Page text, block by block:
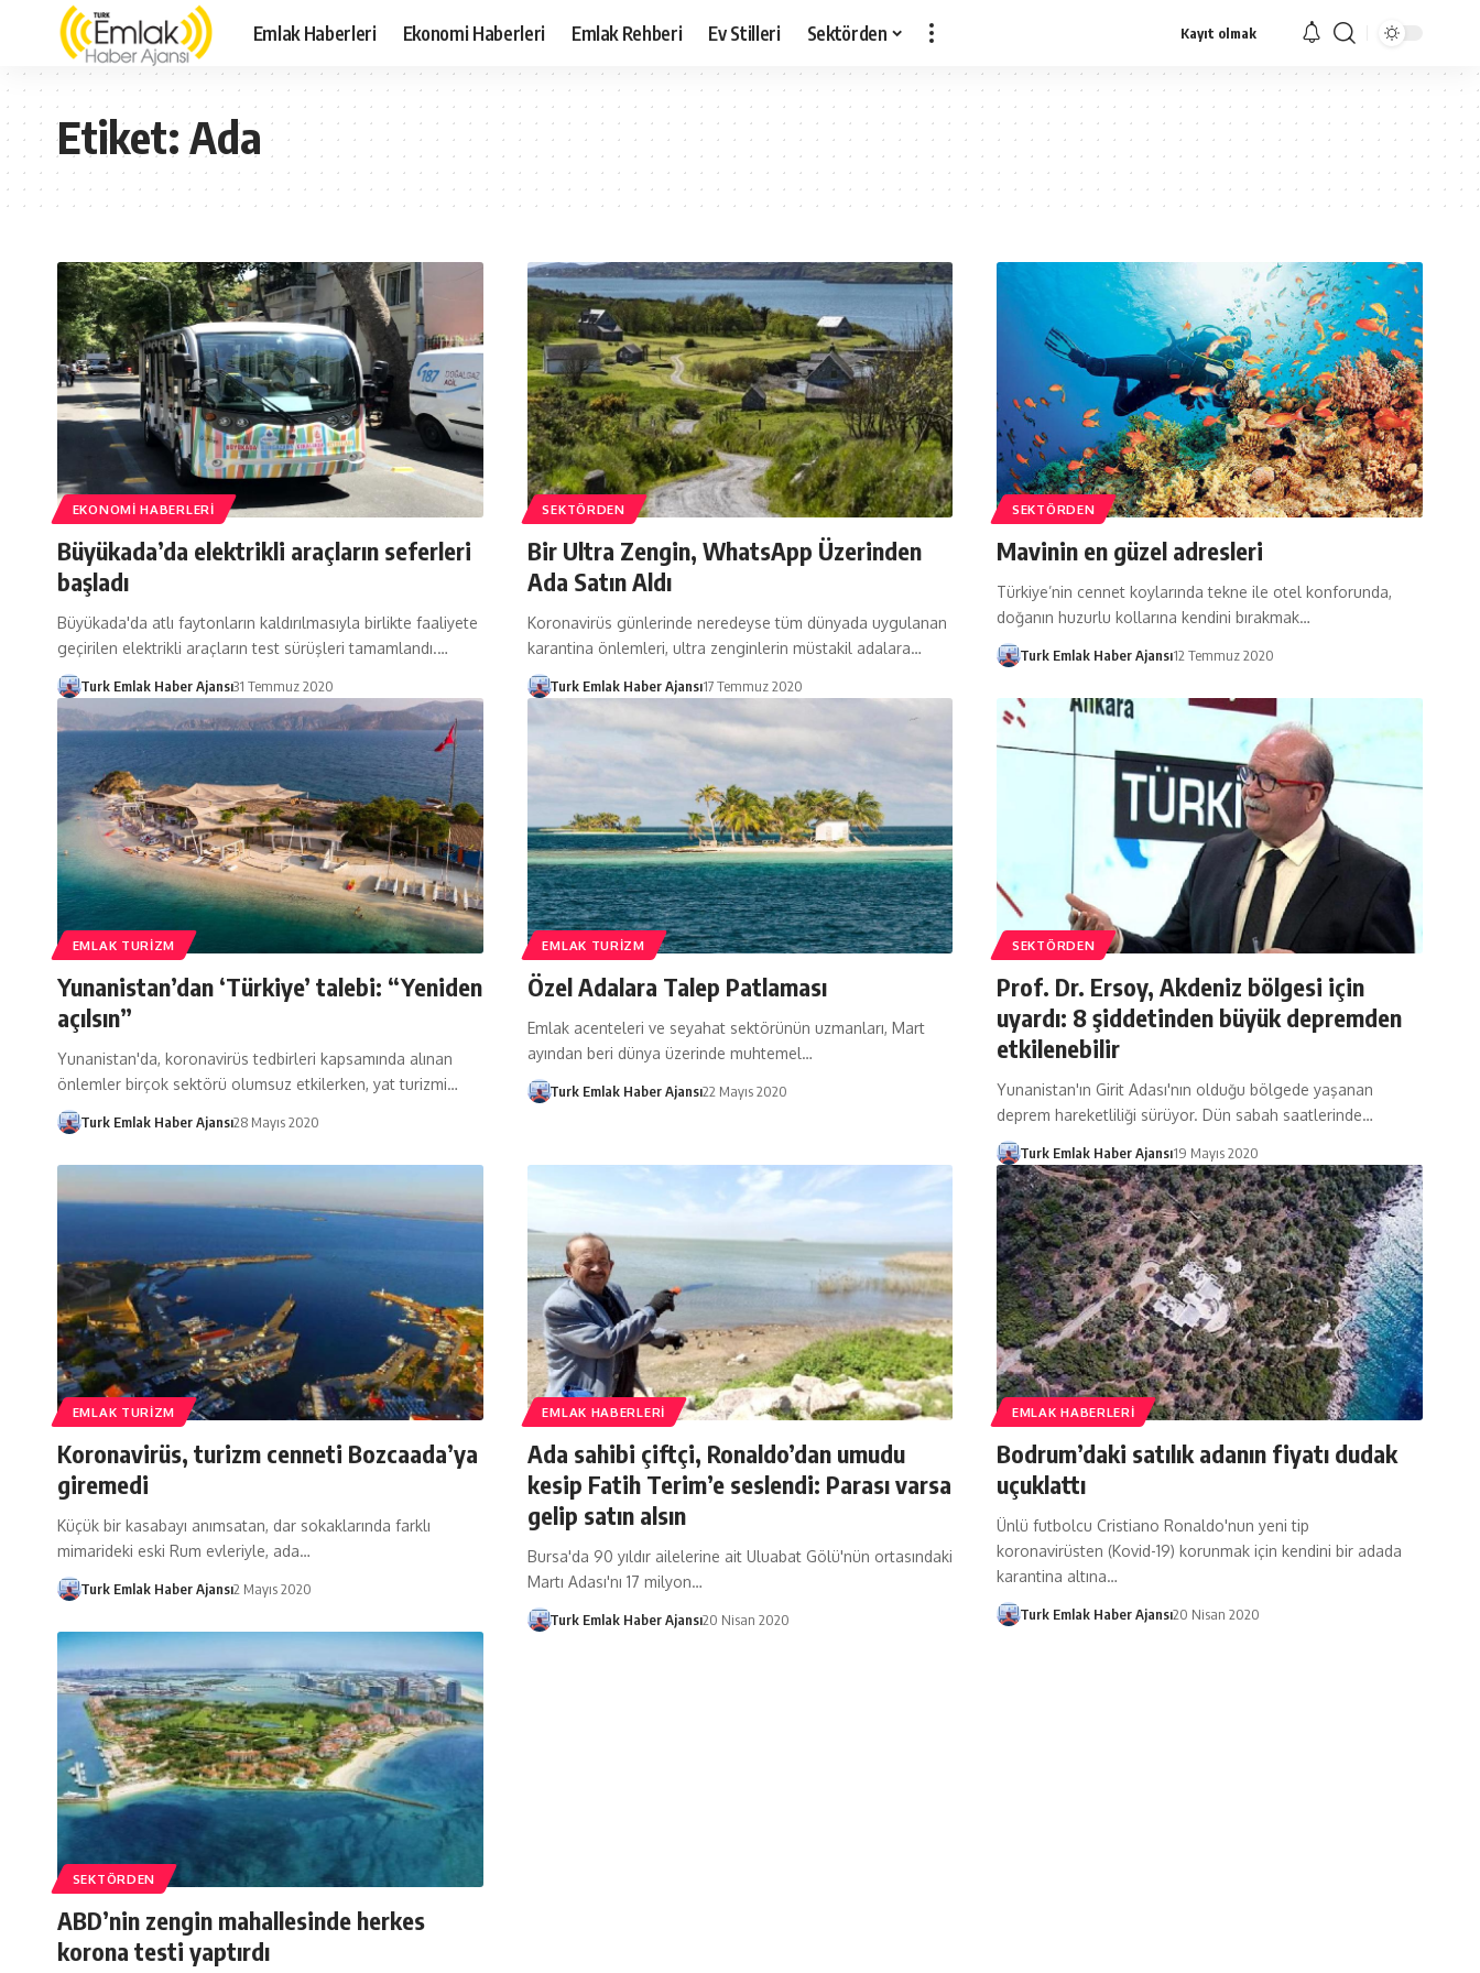
Emlak Haberleri Ekonomi Haberleri Emlak Rehberi Ev Stilleri Sektörden Kayıt olmak
Etiket:Ada
EKONOMI HABERLERI
Büyükada’da elektrikli araçların seferleri
başladı
Büyükada'da atlı faytonların kaldırılmasıyla birlikte faaliyete
geçirilen elektrikli araçların test sürüşleri tamamlandı.…
Turk Emlak Haber Ajansı31 Temmuz 2020
SEKTÖRDEN
Bir Ultra Zengin, WhatsApp Üzerinden
Ada Satın Aldı
Koronavirüs günlerinde neredeyse tüm dünyada uygulanan
karantina önlemleri, ultra zenginlerin müstakil adalara…
Turk Emlak Haber Ajansı17 Temmuz 2020
SEKTÖRDEN
Mavinin en güzel adresleri
Türkiye’nin cennet koylarında tekne ile otel konforunda,
doğanın huzurlu kollarına kendini bırakmak…
Turk Emlak Haber Ajansı12 Temmuz 2020
EMLAK TURIZM
Yunanistan’dan ‘Türkiye’ talebi: “Yeniden
açılsın”
Yunanistan'da, koronavirüs tedbirleri kapsamında alınan
önlemler birçok sektörü olumsuz etkilerken, yat turizmi…
Turk Emlak Haber Ajansı28 Mayıs 2020
EMLAK TURIZM
Özel Adalara Talep Patlaması
Emlak acenteleri ve seyahat sektörünün uzmanları, Mart
ayından beri dünya üzerinde muhtemel…
Turk Emlak Haber Ajansı22 Mayıs 2020
SEKTÖRDEN
Prof. Dr. Ersoy, Akdeniz bölgesi için
uyardı: 8 şiddetinden büyük depremden
etkilenebilir
Yunanistan'ın Girit Adası'nın olduğu bölgede yaşanan
deprem hareketliliği sürüyor. Dün sabah saatlerinde…
Turk Emlak Haber Ajansı19 Mayıs 2020
EMLAK TURIZM
Koronavirüs, turizm cenneti Bozcaada’ya
giremedi
Küçük bir kasabayı anımsatan, dar sokaklarında farklı
mimarideki eski Rum evleriyle, ada…
Turk Emlak Haber Ajansı2 Mayıs 2020
EMLAK HABERLERI
Ada sahibi çiftçi, Ronaldo’dan umudu
kesip Fatih Terim’e seslendi: Parası varsa
gelip satın alsın
Bursa'da 90 yıldır ailelerine ait Uluabat Gölü'nün ortasındaki
Martı Adası'nı 17 milyon…
Turk Emlak Haber Ajansı20 Nisan 2020
EMLAK HABERLERI
Bodrum’daki satılık adanın fiyatı dudak
uçuklattı
Ünlü futbolcu Cristiano Ronaldo'nun yeni tip
koronavirüsten (Kovid-19) korunmak için kendini bir adada
karantina altına…
Turk Emlak Haber Ajansı20 Nisan 2020
SEKTÖRDEN
ABD’nin zengin mahallesinde herkes
korona testi yaptırdı